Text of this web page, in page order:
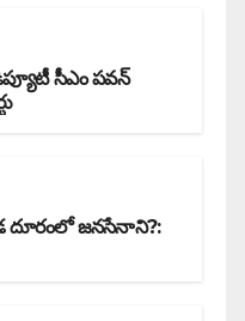
సీఎం పవన్
దూరంలో జనసేనాని?: